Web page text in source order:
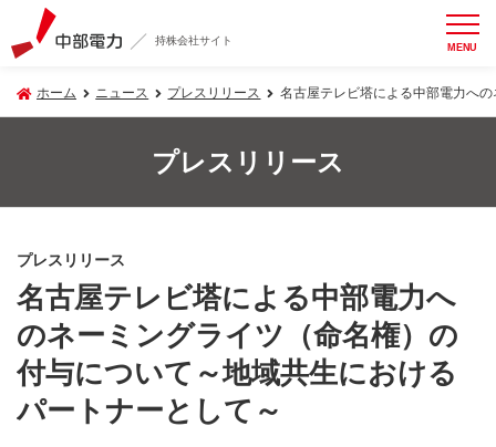
持株会社サイト MENU
ホーム ニュース プレスリリース 名古屋テレビ塔による中部電力へ
プレスリリース
プレスリリース
名古屋テレビ塔による中部電力へ
のネーミングライツ（命名権）の
付与について～地域共生における
パートナーとして～